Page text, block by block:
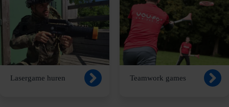
Lasergame huren Teamwork games